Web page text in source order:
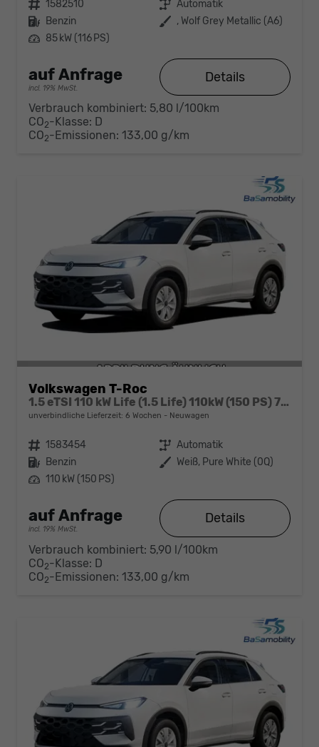
Fahrzeugnr. 1582510 Getriebe Automatik
Kraftstoff Benzin Außenfarbe , Wolf Grey Metallic (A6)
Leistung 85 kW (116 PS)
auf Anfrage
incl. 19% MwSt.
Details
Verbrauch kombiniert: 5,80 l/100km
CO2-Klasse: D
CO2-Emissionen: 133,00 g/km
Volkswagen T-Roc
1.5 eTSI 110 kW Life (1.5 Life) 110kW (150 PS) 7-Gang DSG
unverbindliche Lieferzeit: 6 Wochen Neuwagen
Fahrzeugnr. 1583454 Getriebe Automatik
Kraftstoff Benzin Außenfarbe Weiß, Pure White (0Q)
Leistung 110 kW (150 PS)
auf Anfrage
incl. 19% MwSt.
Details
Verbrauch kombiniert: 5,90 l/100km
CO2-Klasse: D
CO2-Emissionen: 133,00 g/km